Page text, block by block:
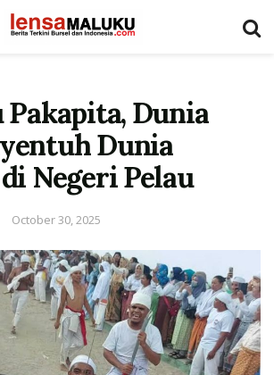
Pakapita, Dunia
Dunia
Negeri Pelau
October 30, 2025